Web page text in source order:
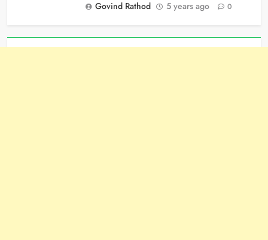
Govind Rathod
5 years ago 0